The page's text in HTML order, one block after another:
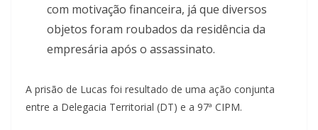
com motivação financeira, já que diversos
objetos foram roubados da residência da
empresária após o assassinato.
A prisão de Lucas foi resultado de uma ação conjunta
entre a Delegacia Territorial (DT) e a 97ª CIPM.